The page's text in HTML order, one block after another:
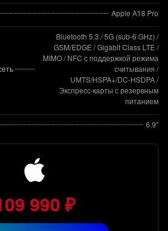
Apple A18 Pro
Bluetooth 5.3 / 5G (sub‑6 GHz) /
GSM/EDGE / Gigabit Class LTE /
MIMO / NFC с поддержкой режима
считывания /
UMTS/HSPA+/DC‑HSDPA /
Экспресс‑карты с резервным
питанием
6.9"
990 ₽